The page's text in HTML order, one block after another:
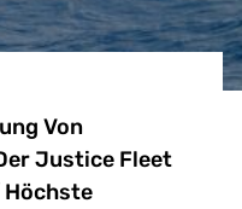
Von
Justice Fleet
Höchste